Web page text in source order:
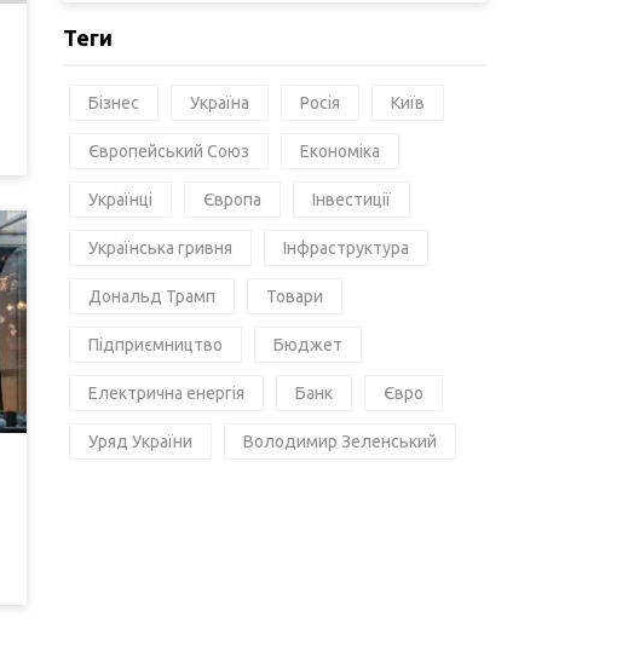
Теги
Бізнес Україна Росія Київ
Європейський Союз Економіка
Українці Європа Інвестиції
Українська гривня Інфраструктура
Дональд Трамп Товари
Підприємництво Бюджет
Електрична енергія Банк Євро
Уряд України Володимир Зеленський